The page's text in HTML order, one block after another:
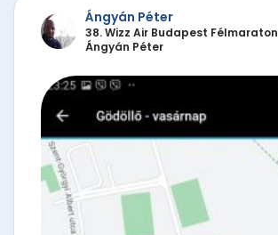
Ángyán Péter
38. Wizz Air Budapest Félmaraton
Ángyán Péter